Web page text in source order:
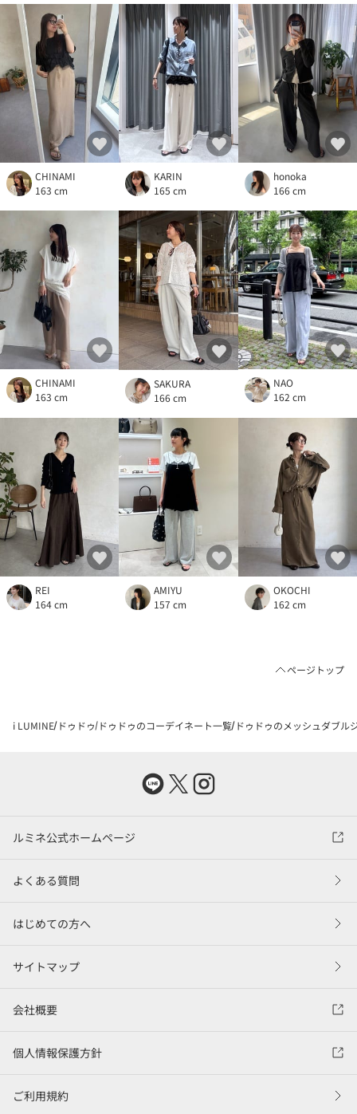
CHINAMI
163 cm
KARIN
165 cm
honoka
166 cm
CHINAMI
163 cm
SAKURA
166 cm
NAO
162 cm
REI
164 cm
AMIYU
157 cm
OKOCHI
162 cm
ページトップ
i LUMINE ドゥドゥ ドゥドゥのコーデイネート一覧 ドゥドゥのメッシュダブル
ルミネ公式ホームページ
よくある質問
はじめての方へ
サイトマップ
会社概要
個人情報保護方針
ご利用規約